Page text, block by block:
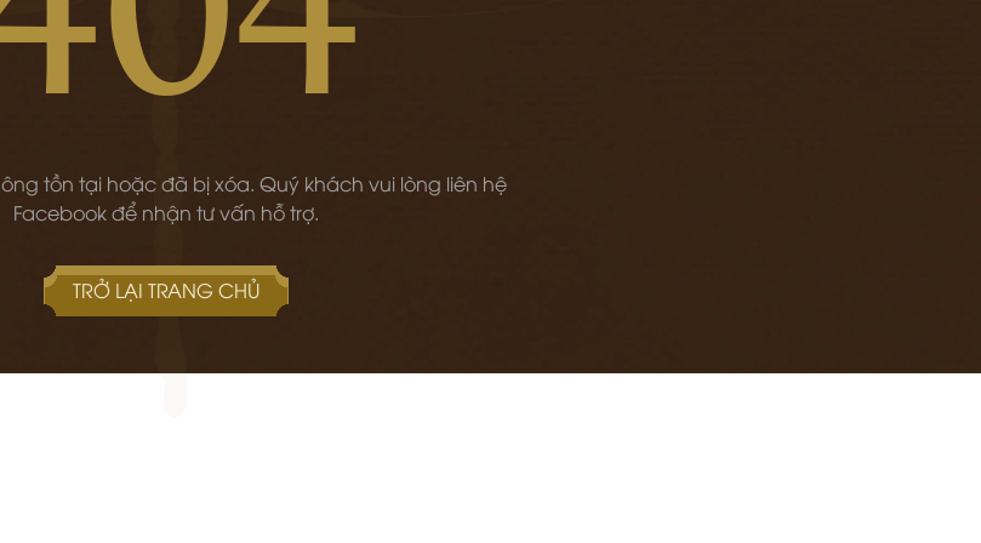
tồn tại hoặc đã bị xóa. Quý khách vui lòng liên hệ
Facebook để nhận tư vấn hỗ trợ.
TRỞ LẠI TRANG CHỦ